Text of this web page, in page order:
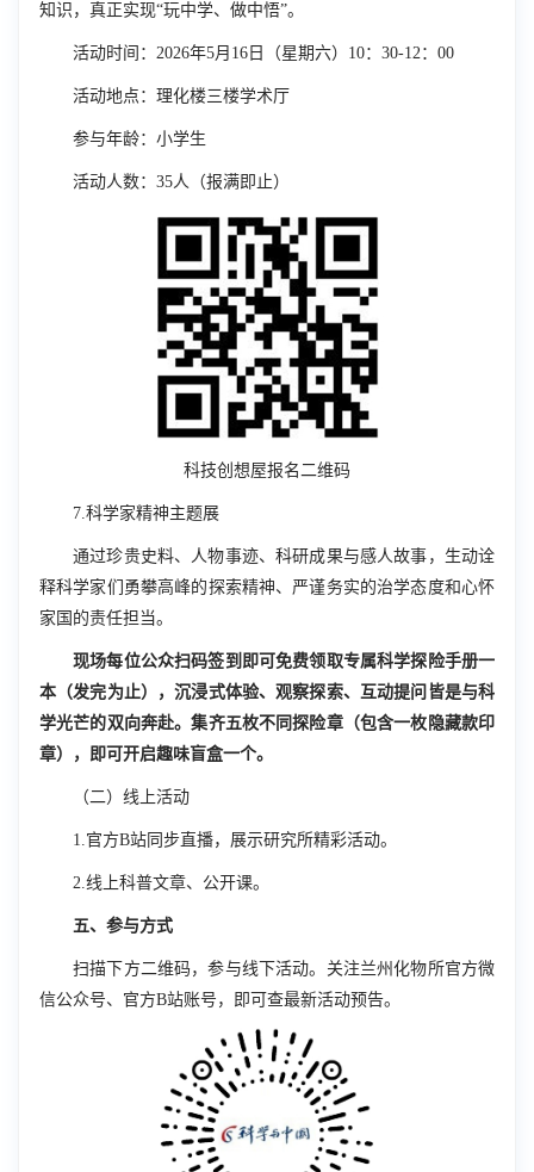
知识，真正实现“玩中学、做中悟”。
活动时间： 2026年5月 16 日（星期六） 10：30-12：00
活动地点：理化楼三楼学术厅
参与年龄：小学生
活动人数： 35人（报满即止）
科技创想屋报名二维码
7.科学家精神主题展
通过珍贵史料、人物事迹、科研成果与感人故事，生动诠
释科学家们勇攀高峰的探索精神、严谨务实的治学态度和心怀
家国的责任担当。
现场每位公众扫码签到即可免费领取专属科学探险手册一
本（发完为止），沉浸式体验、观察探索、互动提问皆是与科
学光芒的双向奔赴。集齐五枚不同探险章（包含一枚隐藏款印
章），即可开启趣味盲盒一个。
（二）线上活动
1.官方B站同步直播，展示研究所精彩活动。
2.线上科普文章、公开课。
五、参与方式
扫描下方二维码，参与线下活动。关注兰州化物所官方微
信公众号、官方B站账号，即可查最新活动预告。